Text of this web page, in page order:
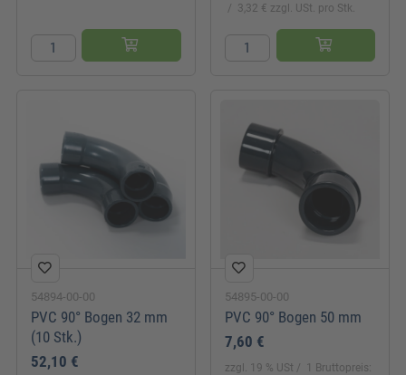
3,32 € zzgl. USt. pro Stk.
54894-00-00
PVC 90° Bogen 32 mm
(10 Stk.)
52,10 €
54895-00-00
PVC 90° Bogen 50 mm
7,60 €
zzgl. 19 % USt
1 Bruttopreis: